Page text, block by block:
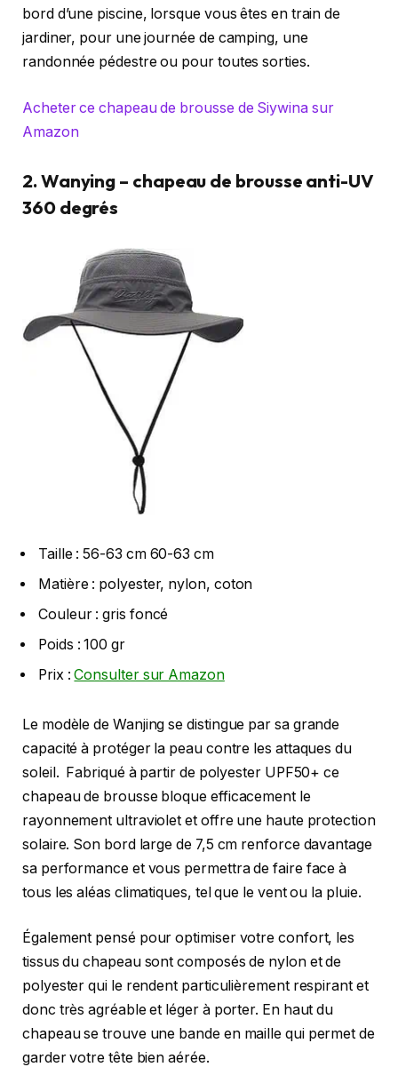
bord d’une piscine, lorsque vous êtes en train de
jardiner, pour une journée de camping, une
randonnée pédestre ou pour toutes sorties.
Acheter ce chapeau de brousse de Siywina sur
Amazon
2. Wanying – chapeau de brousse anti-UV
360 degrés
Taille : 56-63 cm 60-63 cm
Matière : polyester, nylon, coton
Couleur : gris foncé
Poids : 100 gr
Prix :Consulter sur Amazon
Le modèle de Wanjing se distingue par sa grande
capacité à protéger la peau contre les attaques du
soleil. Fabriqué à partir de polyester UPF50+ ce
chapeau de brousse bloque efficacement le
rayonnement ultraviolet et offre une haute protection
solaire. Son bord large de 7,5 cm renforce davantage
sa performance et vous permettra de faire face à
tous les aléas climatiques, tel que le vent ou la pluie.
Également pensé pour optimiser votre confort, les
tissus du chapeau sont composés de nylon et de
polyester qui le rendent particulièrement respirant et
donc très agréable et léger à porter. En haut du
chapeau se trouve une bande en maille qui permet de
garder votre tête bien aérée.